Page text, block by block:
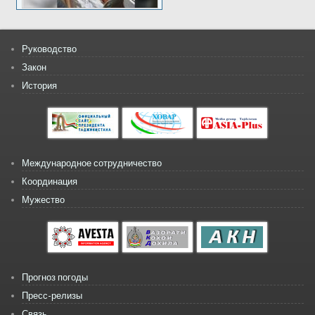
Руководство
Закон
История
Международное сотрудничество
Координация
Мужество
Прогноз погоды
Пресс-релизы